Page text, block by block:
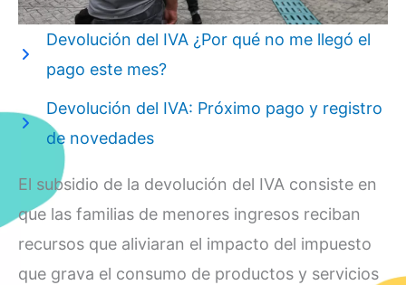
Devolución del IVA ¿Por qué no me llegó el
pago este mes?
Devolución del IVA: Próximo pago y registro
de novedades
El subsidio de la devolución del IVA consiste en
que las familias de menores ingresos reciban
recursos que aliviaran el impacto del impuesto
que grava el consumo de productos y servicios